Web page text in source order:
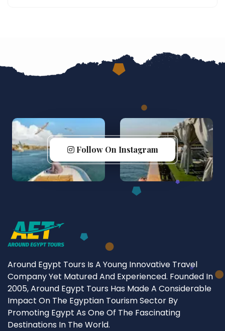
Follow On Instagram
Around Egypt Tours Is A Young Innovative Travel
Company Yet Matured And Experienced. Founded In
2005, Around Egypt Tours Has Made A Considerable
Impact On The Egyptian Tourism Sector By
Promoting Egypt As One Of The Fascinating
Destinations In The World.